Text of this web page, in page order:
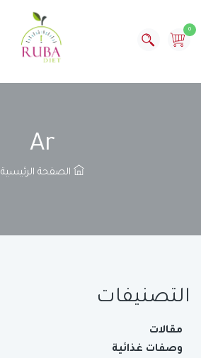
0
Ar
الصفحة الرئيسية
التصنيفات
مقالات
وصفات غذائية